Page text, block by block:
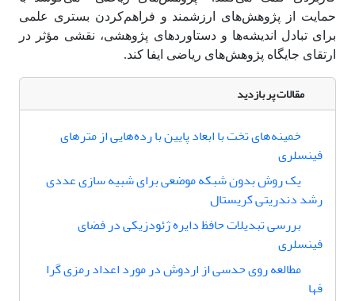
حمایت از پژوهش‌های ارزشمند و فراهم‌کردن بستری علمی
برای تبادل اندیشه‌ها و دستاوردهای پژوهشی، نقشی مؤثر در
ارتقای جایگاه پژوهش‌های ریاضی ایفا کند.
مقالات پر بازدید
خمینه‌های تخت با ابعاد پایین با رده‌هایی از مترهای
فینسلری
یک روش بدون شبکه موضعی برای شبیه سازی عددی
رشد دندریتی کریستال
بررسی تبدیلات حافظ دایره ژئودزیکی در فضای
فینسلری
مطالعه روی حدسی از اردوش در مورد اعداد رمزی گرا
فها